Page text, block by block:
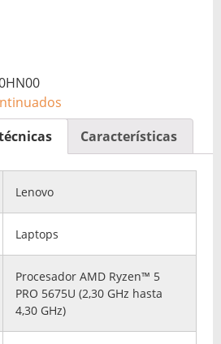
Características
Lenovo
Laptops
Procesador AMD Ryzen™ 5
PRO 5675U (2,30 GHz hasta
4,30 GHz)